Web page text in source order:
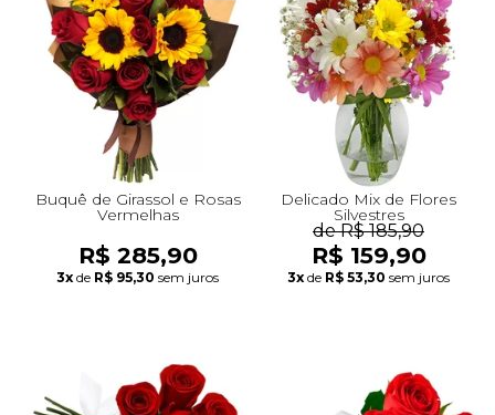
+Presentes com Flores
+Presentes por Ocasião
+Presentes para Família
+Presentes para Todos
+Tipo de Cesta
+Tipos de Buquês
+Tipos de Arranjos
+Tipos de Flores
+Por Cores
+Cidades do Sul
+Cidades do Sudeste
+Cidades do Norte
+Cidades do Nordeste
Buquê de Girassol e Rosas
Vermelhas
R$ 285,90
3x de R$ 95,30 sem juros
Delicado Mix de Flores
Silvestres
de R$ 185,90
R$ 159,90
3x de R$ 53,30 sem juros